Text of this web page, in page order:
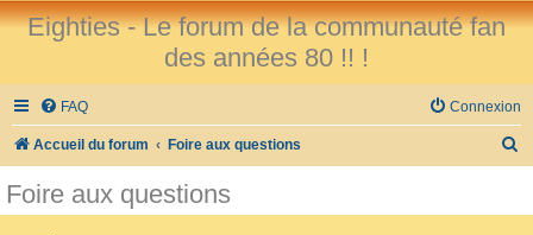
Eighties - Le forum de la communauté fan
des années 80 !! !
FAQ Connexion
Accueil du forum Foire aux questions
Foire aux questions